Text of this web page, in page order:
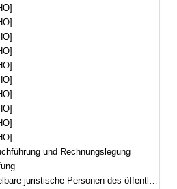
und Rechnungslegung
juristische Personen des öffentlichen Rechts